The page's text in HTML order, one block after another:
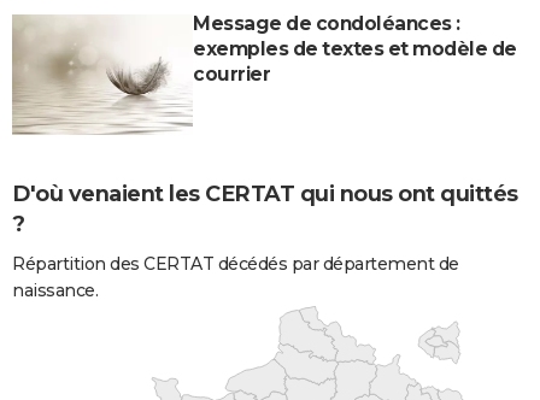
Message de condoléances :
exemples de textes et modèle de
courrier
D'où venaient les CERTAT qui nous ont quittés
?
Répartition des CERTAT décédés par département de
naissance.